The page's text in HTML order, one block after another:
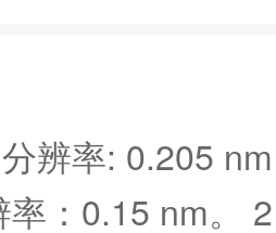
辨率: 0.205
：0.15 nm。